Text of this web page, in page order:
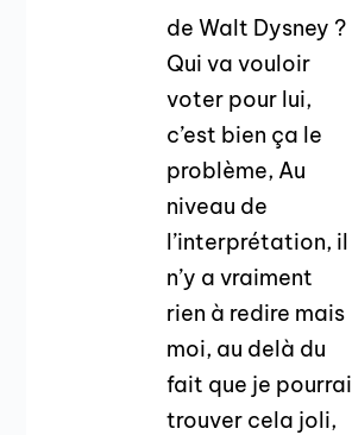
de Walt Dysney ?
Qui va vouloir
voter pour lui,
c’est bien ça le
problème, Au
niveau de
l’interprétation, il
n’y a vraiment
rien à redire mais
moi, au delà du
fait que je pourrai
trouver cela joli,